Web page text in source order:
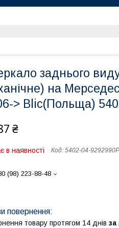
заднього
на
> Blic(Польща)
₴
в наявності Код: 5402-04-9292990P
(98) 223-88-48
товару протягом 14 днів за